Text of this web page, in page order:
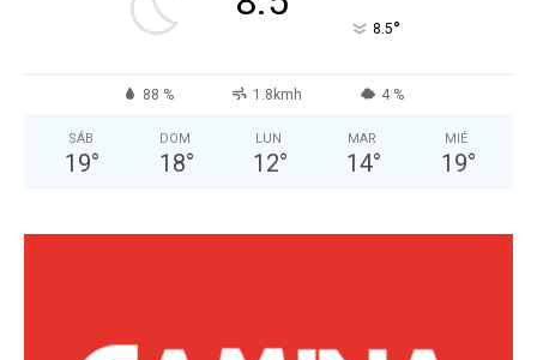
8.5°
88 % 1.8kmh 4 %
SÁB
19°
DOM
18°
LUN
12°
MAR
14°
MIÉ
19°